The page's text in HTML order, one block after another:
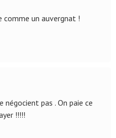
comme un auvergnat !
négocient pas . On paie ce
!!!!!